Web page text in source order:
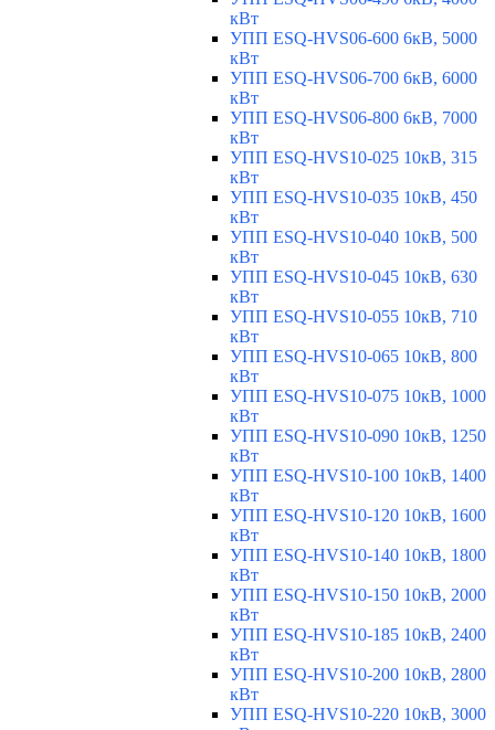
кВт
УПП ESQ-HVS06-600 6кВ, 5000
кВт
УПП ESQ-HVS06-700 6кВ, 6000
кВт
УПП ESQ-HVS06-800 6кВ, 7000
кВт
УПП ESQ-HVS10-025 10кВ, 315
кВт
УПП ESQ-HVS10-035 10кВ, 450
кВт
УПП ESQ-HVS10-040 10кВ, 500
кВт
УПП ESQ-HVS10-045 10кВ, 630
кВт
УПП ESQ-HVS10-055 10кВ, 710
кВт
УПП ESQ-HVS10-065 10кВ, 800
кВт
УПП ESQ-HVS10-075 10кВ, 1000
кВт
УПП ESQ-HVS10-090 10кВ, 1250
кВт
УПП ESQ-HVS10-100 10кВ, 1400
кВт
УПП ESQ-HVS10-120 10кВ, 1600
кВт
УПП ESQ-HVS10-140 10кВ, 1800
кВт
УПП ESQ-HVS10-150 10кВ, 2000
кВт
УПП ESQ-HVS10-185 10кВ, 2400
кВт
УПП ESQ-HVS10-200 10кВ, 2800
кВт
УПП ESQ-HVS10-220 10кВ, 3000